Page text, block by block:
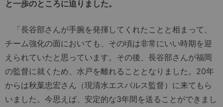
と一歩のところに迫りました。
「長谷部さんが手腕を発揮してくれたことと相まって、
チーム強化の面においても、その頃は非常にいい時期を迎
えられていたと思っています。その後、長谷部さんが福岡
の監督に就くため、水戸を離れることとなりました。20年
からは秋葉忠宏さん（現清水エスパルス監督）に来てもら
いました。今思えば、安定的な3年間を送ることができまし